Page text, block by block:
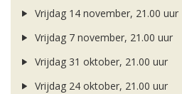
Vrijdag 14 november, 21.00 uur
Vrijdag 7 november, 21.00 uur
Vrijdag 31 oktober, 21.00 uur
Vrijdag 24 oktober, 21.00 uur